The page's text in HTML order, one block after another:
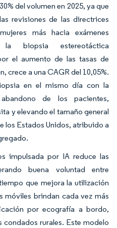
del volumen en 2025, ya que
revisiones de las directrices
más hacia exámenes
biopsia estereotáctica
el aumento de las tasas de
crece a una CAGR del 10,05%.
en el mismo día con la
de los pacientes,
y elevando el tamaño general
los Estados Unidos, atribuido a
impulsada por IA reduce las
buena voluntad entre
que mejora la utilización
móviles brindan cada vez más
por ecografía a bordo,
condados rurales. Este modelo